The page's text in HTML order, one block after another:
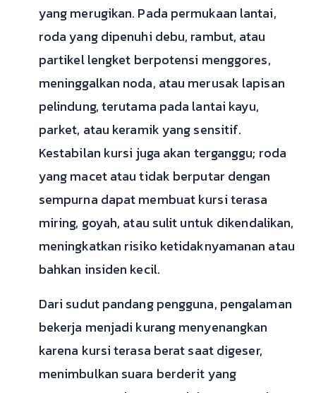
yang merugikan. Pada permukaan lantai,
roda yang dipenuhi debu, rambut, atau
partikel lengket berpotensi menggores,
meninggalkan noda, atau merusak lapisan
pelindung, terutama pada lantai kayu,
parket, atau keramik yang sensitif.
Kestabilan kursi juga akan terganggu; roda
yang macet atau tidak berputar dengan
sempurna dapat membuat kursi terasa
miring, goyah, atau sulit untuk dikendalikan,
meningkatkan risiko ketidaknyamanan atau
bahkan insiden kecil.
Dari sudut pandang pengguna, pengalaman
bekerja menjadi kurang menyenangkan
karena kursi terasa berat saat digeser,
menimbulkan suara berderit yang